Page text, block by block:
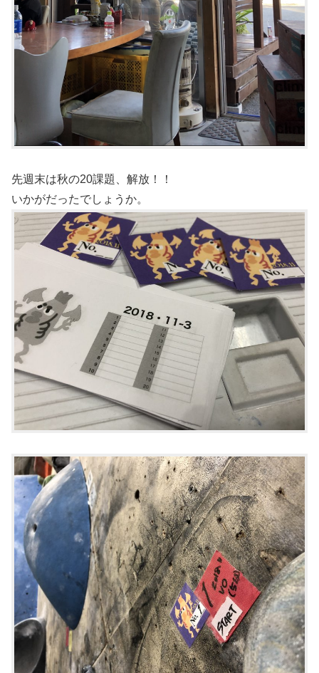
先週末は秋の20課題、解放！！
いかがだったでしょうか。